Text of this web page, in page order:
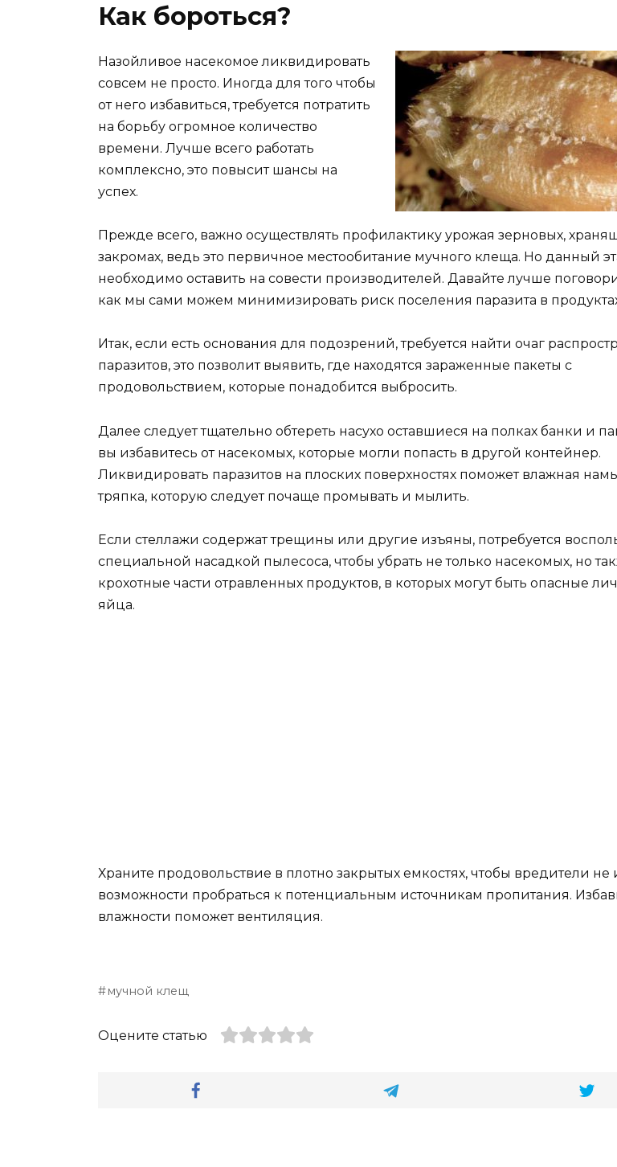
Как бороться?
Назойливое насекомое ликвидировать
совсем не просто. Иногда для того чтобы
от него избавиться, требуется потратить
на борьбу огромное количество
времени. Лучше всего работать
комплексно, это повысит шансы на
успех.
Прежде всего, важно осуществлять профилактику урожая зерновых,
закромах, ведь это первичное местообитание мучного клеща. Но данный
необходимо оставить на совести производителей. Давайте лучше
как мы сами можем минимизировать риск поселения паразита в
Итак, если есть основания для подозрений, требуется найти очаг
паразитов, это позволит выявить, где находятся зараженные пакеты с
продовольствием, которые понадобится выбросить.
Далее следует тщательно обтереть насухо оставшиеся на полках банки и
вы избавитесь от насекомых, которые могли попасть в другой контейнер.
Ликвидировать паразитов на плоских поверхностях поможет влажная
тряпка, которую следует почаще промывать и мылить.
Если стеллажи содержат трещины или другие изъяны, потребуется
специальной насадкой пылесоса, чтобы убрать не только насекомых, но
крохотные части отравленных продуктов, в которых могут быть опасные
яйца.
Храните продовольствие в плотно закрытых емкостях, чтобы вредители не
возможности пробраться к потенциальным источникам пропитания.
влажности поможет вентиляция.
мучной клещ
Оцените статью